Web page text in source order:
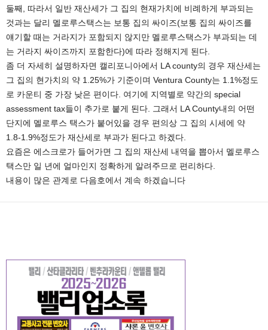
둘째, 따라서 일반 재산세가 그 집의 현재가치에 비례하게 부과되는
것과는 달리 멜로루스택스는 보통 집의 싸이즈(보통 집의 싸이즈를
얘기할 때는 거라지가 포함되지 않지만 멜로루스택스가 부과되는 데
는 거라지 싸이즈까지 포함한다)에 따라 정해지게 된다.
좀 더 자세히 설명하자면 캘리포니아에서 LA county의 경우 재산세는
그 집의 현가치의 약 1.25%가 기준이며 Ventura County는 1.1%정도
로 카운티 중 가장 낮은 편이다. 여기에 지역별로 약간의 special
assessment tax들이 추가로 붙게 된다. 그래서 LA County내의 어떤
단지에 멜로루스 택스가 붙어있을 경우 편의상 그 집의 시세에 약
1.8-1.9%정도가 재산세로 부과가 된다고 하겠다.
요즘은 에스크로가 들어가면 그 집의 재산세 내역을 뽑아서 멜로루스
택스만 일 년에 얼마인지 정확하게 알려주므로 편리하다.
내용이 많은 관계로 다음호에서 계속 하겠습니다